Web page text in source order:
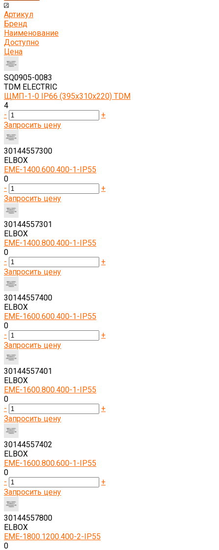
Артикул
Бренд
Наименование
Доступно
Цена
SQ0905-0083
TDM ELECTRIC
ЩМП-1-0 IP66 (395х310х220) TDM
4
-
+
Запросить цену
30144557300
ELBOX
EME-1400.600.400-1-IP55
0
-
+
Запросить цену
30144557301
ELBOX
EME-1400.800.400-1-IP55
0
-
+
Запросить цену
30144557400
ELBOX
EME-1600.600.400-1-IP55
0
-
+
Запросить цену
30144557401
ELBOX
EME-1600.800.400-1-IP55
0
-
+
Запросить цену
30144557402
ELBOX
EME-1600.800.600-1-IP55
0
-
+
Запросить цену
30144557800
ELBOX
EME-1800.1200.400-2-IP55
0